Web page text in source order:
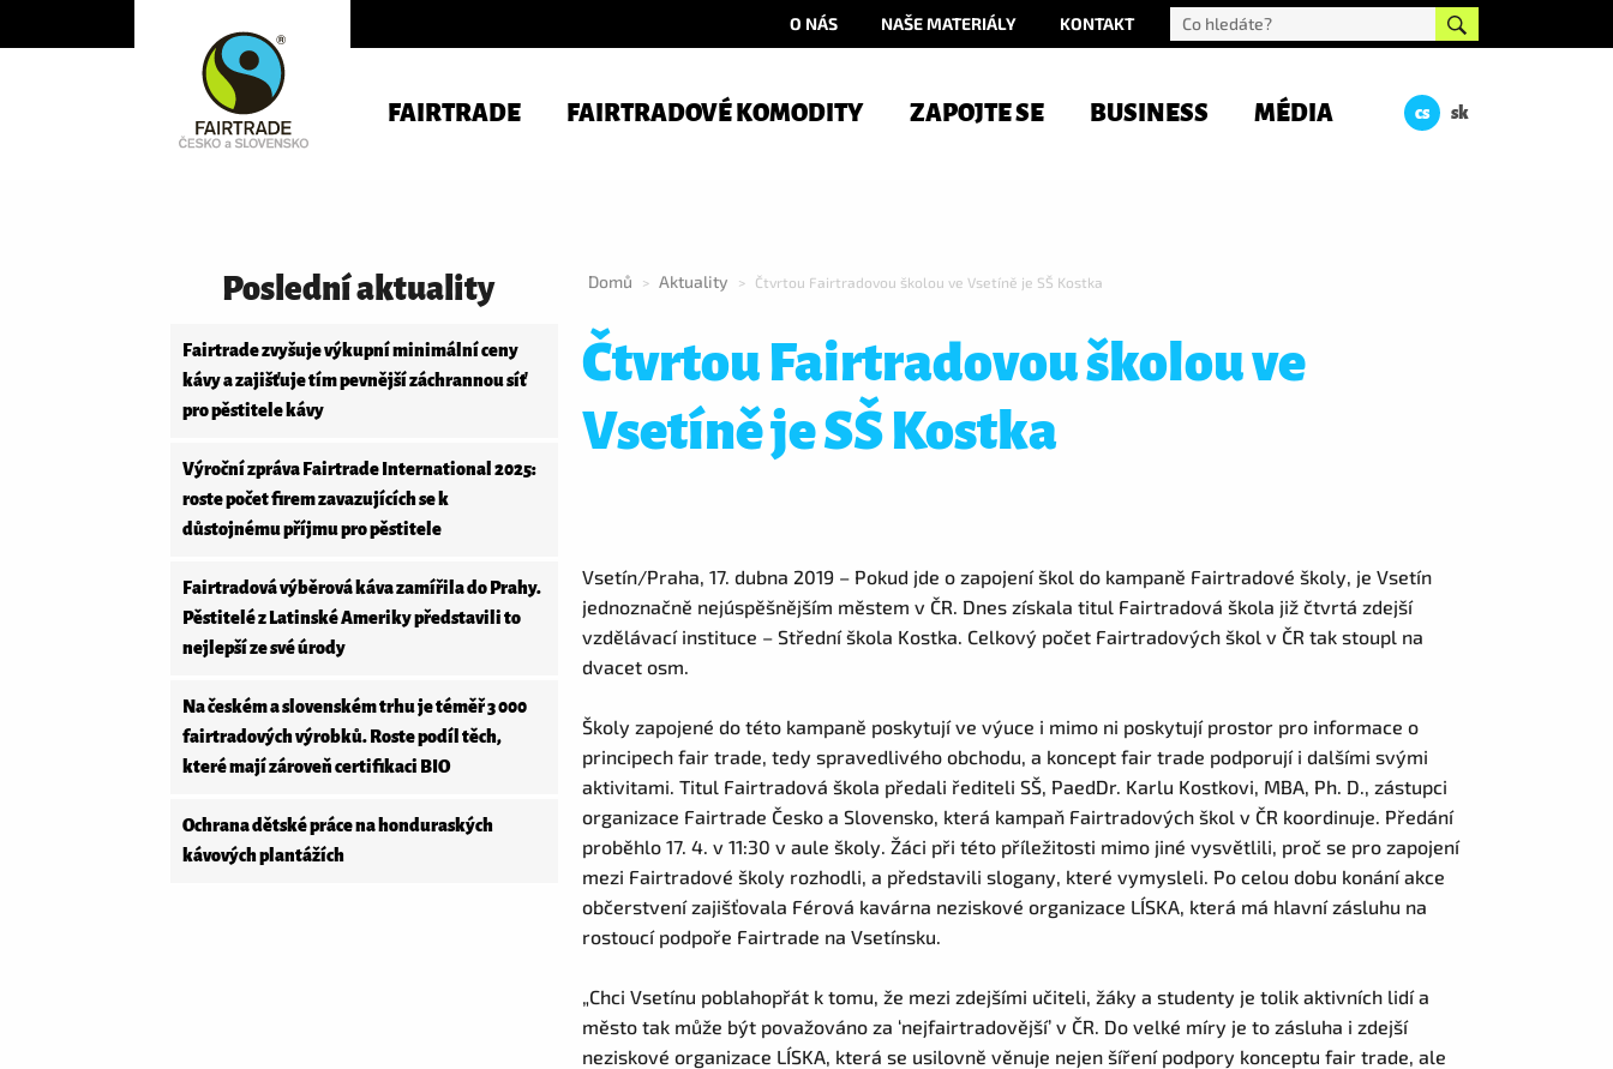
O NÁS NAŠE MATERIÁLY KONTAKT
FAIRTRADE FAIRTRADOVÉ KOMODITY ZAPOJTE SE BUSINESS MÉDIA cs sk
Poslední aktuality
Fairtrade zvyšuje výkupní minimální ceny
kávy a zajišťuje tím pevnější záchrannou síť
pro pěstitele kávy
Výroční zpráva Fairtrade International 2025:
roste počet firem zavazujících se k
důstojnému příjmu pro pěstitele
Fairtradová výběrová káva zamířila do Prahy.
Pěstitelé z Latinské Ameriky představili to
nejlepší ze své úrody
Na českém a slovenském trhu je téměř 3 000
fairtradových výrobků. Roste podíl těch,
které mají zároveň certifikaci BIO
Ochrana dětské práce na honduraských
kávových plantážích
Domů > Aktuality > Čtvrtou Fairtradovou školou ve Vsetíně je SŠ Kostka
Čtvrtou Fairtradovou školou ve
Vsetíně je SŠ Kostka
Vsetín/Praha, 17. dubna 2019 – Pokud jde o zapojení škol do kampaně Fairtradové školy, je Vsetín
jednoznačně nejúspěšnějším městem v ČR. Dnes získala titul Fairtradová škola již čtvrtá zdejší
vzdělávací instituce – Střední škola Kostka. Celkový počet Fairtradových škol v ČR tak stoupl na
dvacet osm.
Školy zapojené do této kampaně poskytují ve výuce i mimo ni poskytují prostor pro informace o
principech fair trade, tedy spravedlivého obchodu, a koncept fair trade podporují i dalšími svými
aktivitami. Titul Fairtradová škola předali řediteli SŠ, PaedDr. Karlu Kostkovi, MBA, Ph. D., zástupci
organizace Fairtrade Česko a Slovensko, která kampaň Fairtradových škol v ČR koordinuje. Předání
proběhlo 17. 4. v 11:30 v aule školy. Žáci při této příležitosti mimo jiné vysvětlili, proč se pro zapojení
mezi Fairtradové školy rozhodli, a představili slogany, které vymysleli. Po celou dobu konání akce
občerstvení zajišťovala Férová kavárna neziskové organizace LÍSKA, která má hlavní zásluhu na
rostoucí podpoře Fairtrade na Vsetínsku.
„Chci Vsetínu poblahopřát k tomu, že mezi zdejšími učiteli, žáky a studenty je tolik aktivních lidí a
město tak může být považováno za ‘nejfairtradovější’ v ČR. Do velké míry je to zásluha i zdejší
neziskové organizace LÍSKA, která se usilovně věnuje nejen šíření podpory konceptu fair trade, ale